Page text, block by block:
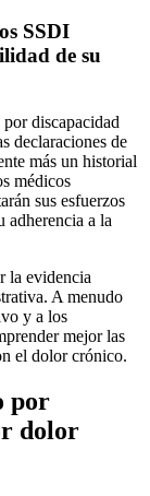
SSDI
de su
discapacidad
declaraciones de
más un historial
médicos
sus esfuerzos
adherencia a la
la evidencia
A menudo
y a los
mejor las
el dolor crónico.
por
dolor